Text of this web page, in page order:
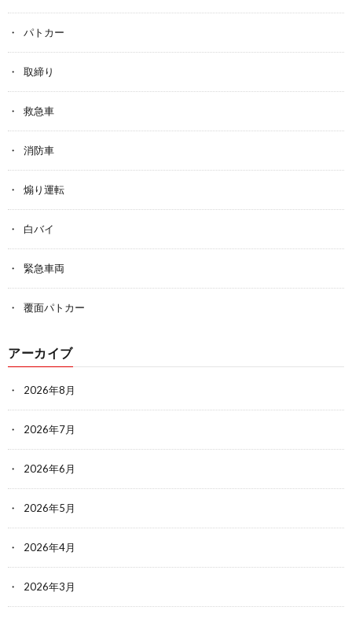
パトカー
取締り
救急車
消防車
煽り運転
白バイ
緊急車両
覆面パトカー
アーカイブ
2026年8月
2026年7月
2026年6月
2026年5月
2026年4月
2026年3月